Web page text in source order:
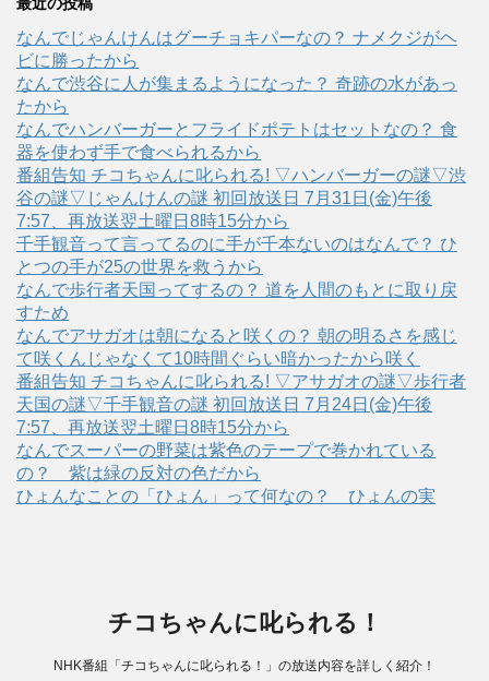
なんでじゃんけんはグーチョキパーなの？ ナメクジがヘ
ビに勝ったから
なんで渋谷に人が集まるようになった？ 奇跡の水があっ
たから
なんでハンバーガーとフライドポテトはセットなの？ 食
器を使わず手で食べられるから
番組告知 チコちゃんに叱られる! ▽ハンバーガーの謎▽渋
谷の謎▽じゃんけんの謎 初回放送日 7月31日(金)午後
7:57、再放送翌土曜日8時15分から
千手観音って言ってるのに手が千本ないのはなんで？ ひ
とつの手が25の世界を救うから
なんで歩行者天国ってするの？ 道を人間のもとに取り戻
すため
なんでアサガオは朝になると咲くの？ 朝の明るさを感じ
て咲くんじゃなくて10時間ぐらい暗かったから咲く
番組告知 チコちゃんに叱られる! ▽アサガオの謎▽歩行者
天国の謎▽千手観音の謎 初回放送日 7月24日(金)午後
7:57、再放送翌土曜日8時15分から
なんでスーパーの野菜は紫色のテープで巻かれている
の？ 紫は緑の反対の色だから
ひょんなことの「ひょん」って何なの？ ひょんの実
チコちゃんに叱られる！
NHK番組「チコちゃんに叱られる！」の放送内容を詳しく紹介！